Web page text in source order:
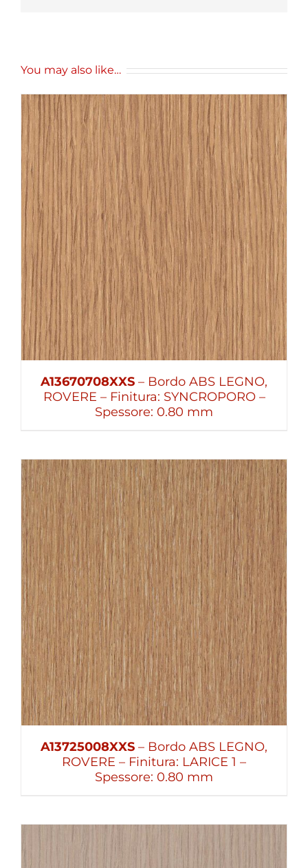
You may also like…
A13670708XXS – Bordo ABS LEGNO,
ROVERE – Finitura: SYNCROPORO –
Spessore: 0.80 mm
A13725008XXS – Bordo ABS LEGNO,
ROVERE – Finitura: LARICE 1 –
Spessore: 0.80 mm